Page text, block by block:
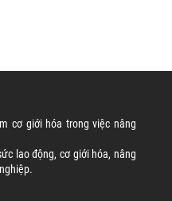
cơ giới hóa trong việc nâng
lao động, cơ giới hóa, nâng